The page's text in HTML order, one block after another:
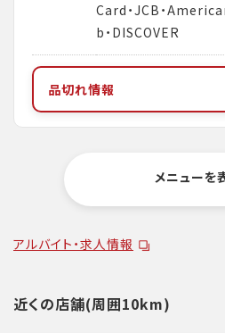
Card・JCB・
b・DISCOVER
品切れ情報
メニューを
アルバイト・求人情報
近くの店舗(周囲10km)